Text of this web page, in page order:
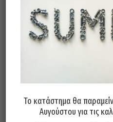
Διαθεσιμότητα: Άμεσα
Μπορεί επίσης να
Το κατάστημα θα
Αυγούστου για τις